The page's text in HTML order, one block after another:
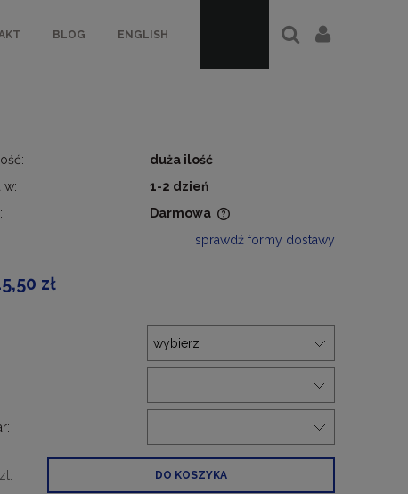
BLOG ENGLISH
duża ilość
w:
1-2 dzień
Darmowa
płatności
sprawdź formy dostawy
zł
DO KOSZYKA